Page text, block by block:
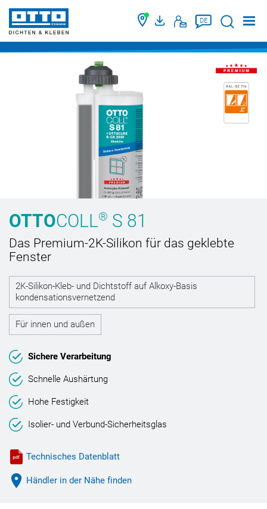
DE Suche
OTTOCOLL® S 81
Das Premium-2K-Silikon für das geklebte
Fenster
2K-Silikon-Kleb- und Dichtstoff auf Alkoxy-Basis
kondensationsvernetzend
Für innen und außen
Sichere Verarbeitung
Schnelle Aushärtung
Hohe Festigkeit
Isolier- und Verbund-Sicherheitsglas
Technisches Datenblatt
Händler in der Nähe finden